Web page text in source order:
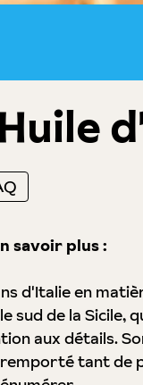
savoir plus :
d'Italie en
sud de la Sicile,
aux détails.
tant de